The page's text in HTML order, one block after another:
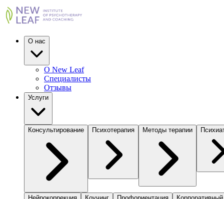
О нас
О New Leaf
Специалисты
Отзывы
Услуги
Консультирование Психотерапия Методы терапии